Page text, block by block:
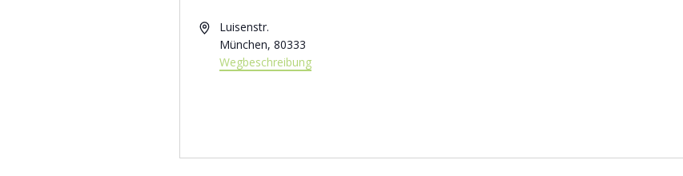
AdresseLuisenstr.
München, 80333
Wegbeschreibung